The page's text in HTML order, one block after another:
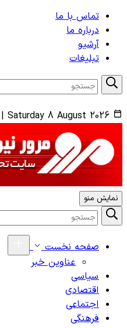
تماس با ما
درباره ما
آرشیو
تبلیغات
Saturday 8 August 2026
|
نمایش منو
صفحه نخست
عناوین خبر
سیاسی
اقتصادی
اجتماعی
فرهنگی